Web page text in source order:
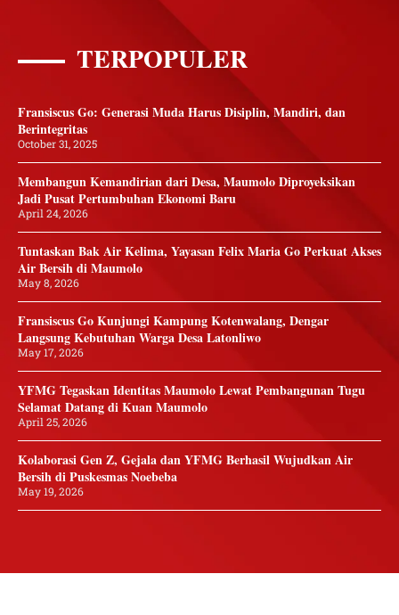
TERPOPULER
Fransiscus Go: Generasi Muda Harus Disiplin, Mandiri, dan
Berintegritas
October 31, 2025
Membangun Kemandirian dari Desa, Maumolo Diproyeksikan
Jadi Pusat Pertumbuhan Ekonomi Baru
April 24, 2026
Tuntaskan Bak Air Kelima, Yayasan Felix Maria Go Perkuat Akses
Air Bersih di Maumolo
May 8, 2026
Fransiscus Go Kunjungi Kampung Kotenwalang, Dengar
Langsung Kebutuhan Warga Desa Latonliwo
May 17, 2026
YFMG Tegaskan Identitas Maumolo Lewat Pembangunan Tugu
Selamat Datang di Kuan Maumolo
April 25, 2026
Kolaborasi Gen Z, Gejala dan YFMG Berhasil Wujudkan Air
Bersih di Puskesmas Noebeba
May 19, 2026